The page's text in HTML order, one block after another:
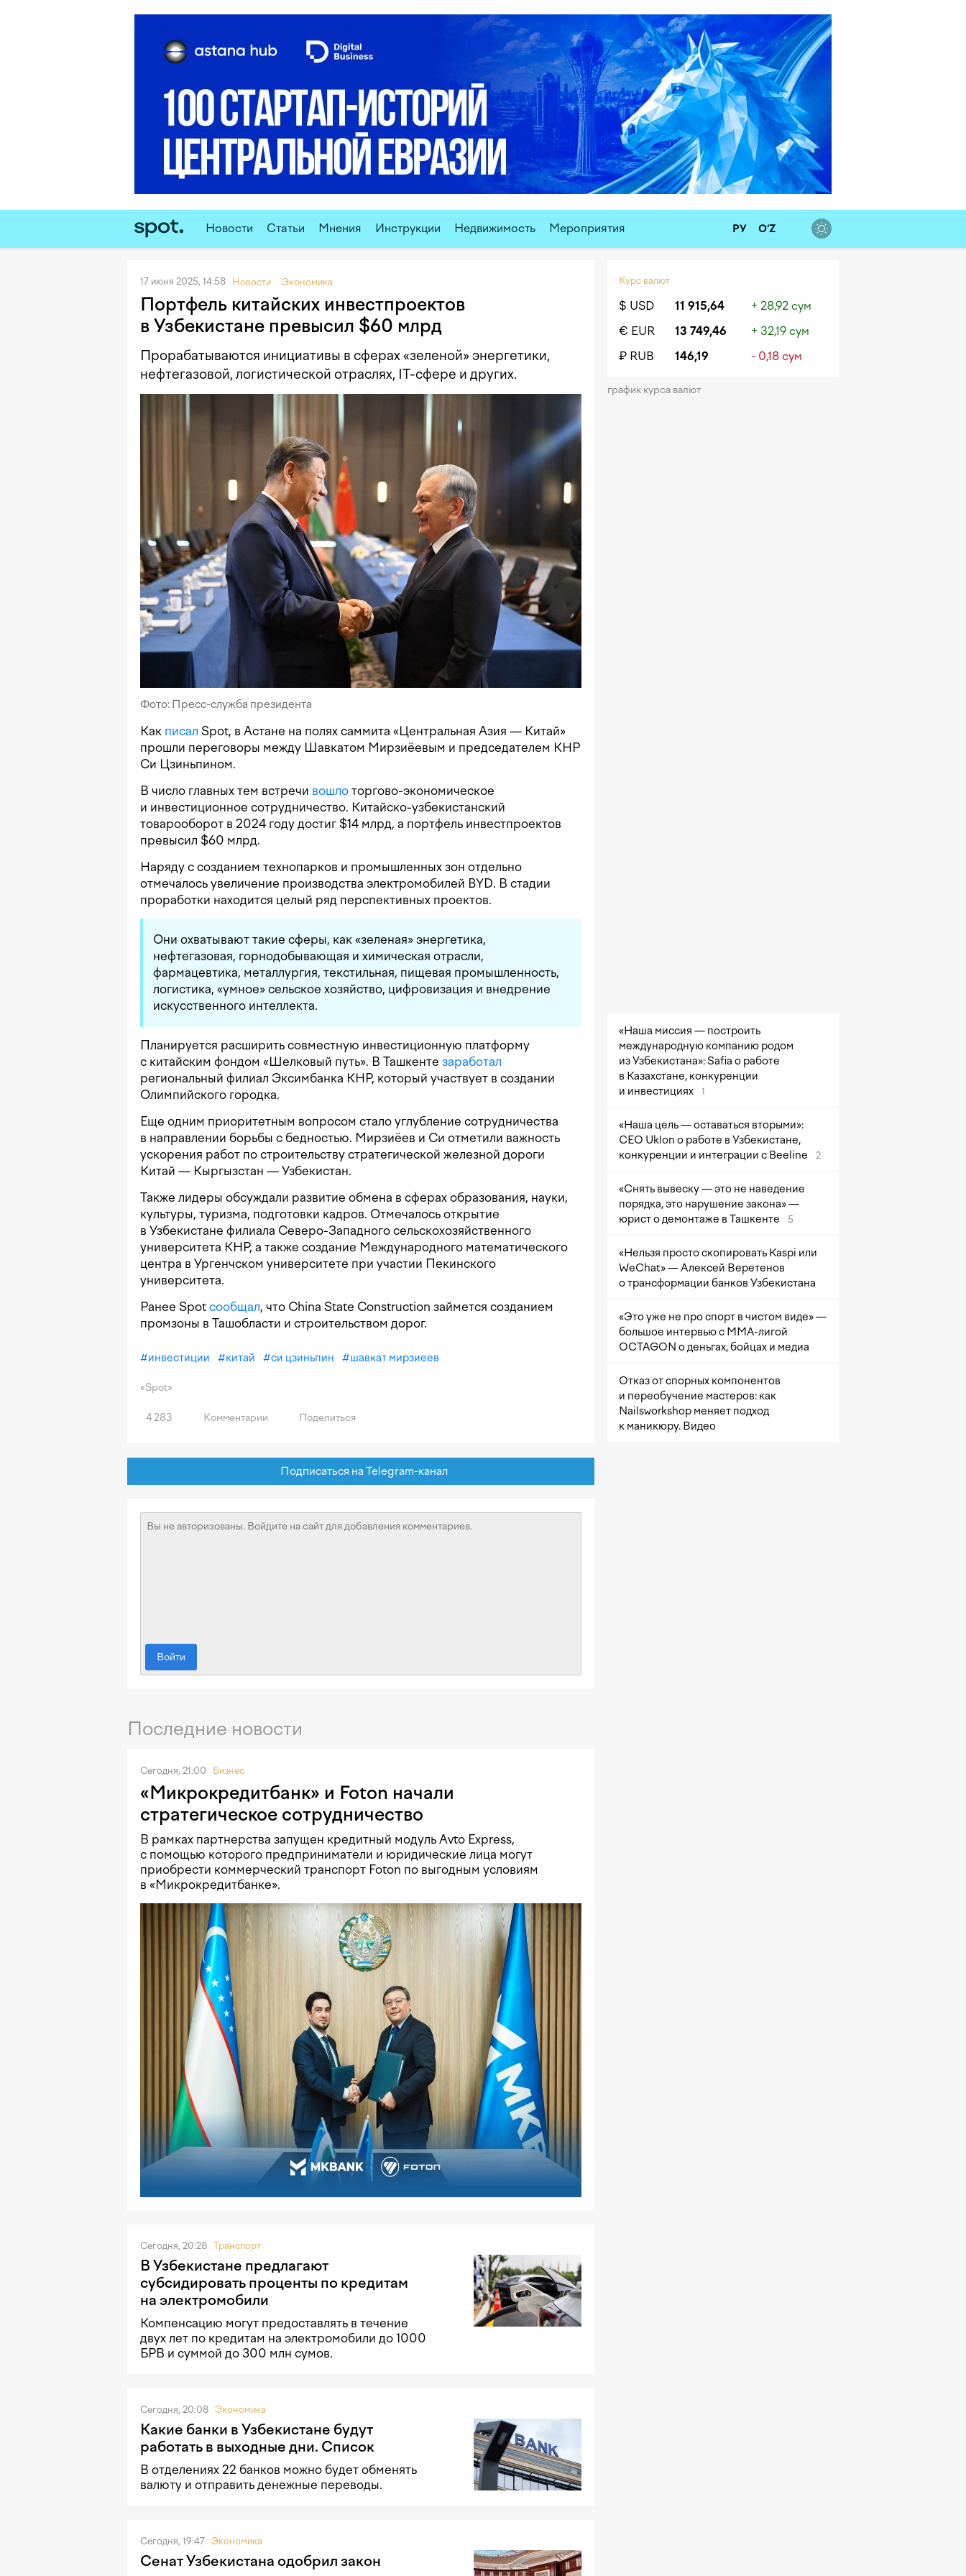
Новости Статьи Мнения Инструкции Недвижимость Мероприятия РУ O‘Z
17 июня 2025, 14:58 Новости Экономика
Портфель китайских инвестпроектов
в Узбекистане превысил $60 млрд
Прорабатываются инициативы в сферах «зеленой» энергетики,
нефтегазовой, логистической отраслях, IT-сфере и других.
Фото: Пресс-служба президента
Как писал Spot, в Астане на полях саммита «Центральная Азия — Китай»
прошли переговоры между Шавкатом Мирзиёевым и председателем КНР
Си Цзиньпином.
В число главных тем встречи вошло торгово-экономическое
и инвестиционное сотрудничество. Китайско-узбекистанский
товарооборот в 2024 году достиг $14 млрд, а портфель инвестпроектов
превысил $60 млрд.
Наряду с созданием технопарков и промышленных зон отдельно
отмечалось увеличение производства электромобилей BYD. В стадии
проработки находится целый ряд перспективных проектов.
Они охватывают такие сферы, как «зеленая» энергетика,
нефтегазовая, горнодобывающая и химическая отрасли,
фармацевтика, металлургия, текстильная, пищевая промышленность,
логистика, «умное» сельское хозяйство, цифровизация и внедрение
искусственного интеллекта.
Планируется расширить совместную инвестиционную платформу
с китайским фондом «Шелковый путь». В Ташкенте заработал
региональный филиал Эксимбанка КНР, который участвует в создании
Олимпийского городка.
Еще одним приоритетным вопросом стало углубление сотрудничества
в направлении борьбы с бедностью. Мирзиёев и Си отметили важность
ускорения работ по строительству стратегической железной дороги
Китай — Кыргызстан — Узбекистан.
Также лидеры обсуждали развитие обмена в сферах образования, науки,
культуры, туризма, подготовки кадров. Отмечалось открытие
в Узбекистане филиала Северо-Западного сельскохозяйственного
университета КНР, а также создание Международного математического
центра в Ургенчском университете при участии Пекинского
университета.
Ранее Spot сообщал, что China State Construction займется созданием
промзоны в Ташобласти и строительством дорог.
#инвестиции #китай #си цзиньпин #шавкат мирзиеев
«Spot»
4 283 Комментарии Поделиться
Подписаться на Telegram-канал
Войти
Последние новости
Сегодня, 21:00 Бизнес
«Микрокредитбанк» и Foton начали
стратегическое сотрудничество
В рамках партнерства запущен кредитный модуль Avto Express,
с помощью которого предприниматели и юридические лица могут
приобрести коммерческий транспорт Foton по выгодным условиям
в «Микрокредитбанке».
Сегодня, 20:28 Транспорт
В Узбекистане предлагают
субсидировать проценты по кредитам
на электромобили
Компенсацию могут предоставлять в течение
двух лет по кредитам на электромобили до 1000
БРВ и суммой до 300 млн сумов.
Сегодня, 20:08 Экономика
Какие банки в Узбекистане будут
работать в выходные дни. Список
В отделениях 22 банков можно будет обменять
валюту и отправить денежные переводы.
Сегодня, 19:47 Экономика
Сенат Узбекистана одобрил закон
Курс валют
$ USD 11 915,64
+ 28,92 сум
€ EUR
13 749,46
+ 32,19 сум
₽ RUB
146,19 - 0,18 сум
график курса валют
«Наша миссия — построить
международную компанию родом
из Узбекистана»: Safia о работе
в Казахстане, конкуренции
и инвестициях
1
«Наша цель — оставаться вторыми»:
CEO Uklon о работе в Узбекистане,
конкуренции и интеграции с Beeline
2
«Снять вывеску — это не наведение
порядка, это нарушение закона» —
юрист о демонтаже в Ташкенте
5
«Нельзя просто скопировать Kaspi или
WeChat» — Алексей Веретенов
о трансформации банков Узбекистана
«Это уже не про спорт в чистом виде» —
большое интервью с ММА-лигой
OCTAGON о деньгах, бойцах и медиа
Отказ от спорных компонентов
и переобучение мастеров: как
Nailsworkshop меняет подход
к маникюру. Видео